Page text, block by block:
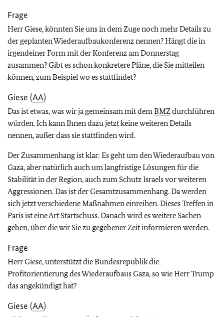
Frage
Herr Giese, könnten Sie uns in dem Zuge noch mehr Details zu
der geplanten Wiederaufbaukonferenz nennen? Hängt die in
irgendeiner Form mit der Konferenz am Donnerstag
zusammen? Gibt es schon konkretere Pläne, die Sie mitteilen
können, zum Beispiel wo es stattfindet?
Giese (AA)
Das ist etwas, was wir ja gemeinsam mit demBMZdurchführen
würden. Ich kann Ihnen dazu jetzt keine weiteren Details
nennen, außer dass sie stattfinden wird.
Der Zusammenhang ist klar: Es geht um den Wiederaufbau von
Gaza, aber natürlich auch um langfristige Lösungen für die
Stabilität in der Region, auch zum Schutz Israels vor weiteren
Aggressionen. Das ist der Gesamtzusammenhang. Da werden
sich jetzt verschiedene Maßnahmen einreihen. Dieses Treffen in
Paris ist eine Art Startschuss. Danach wird es weitere Sachen
geben, über die wir Sie zu gegebener Zeit informieren werden.
Frage
Herr Giese, unterstützt die Bundesrepublik die
Profitorientierung des Wiederaufbaus Gaza, so wie Herr Trump
das angekündigt hat?
Giese (AA)